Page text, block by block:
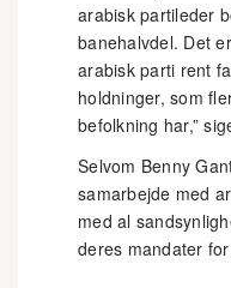
arabisk partileder
banehalvdel. Det
arabisk parti rent
holdninger, som
befolkning har,”
Selvom Benny
samarbejde med
med al
deres mandater